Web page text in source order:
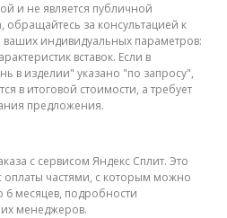
и не является публичной
обращайтесь за консультацией к
индивидуальных параметров:
вставок. Если в
в изделии" указано "по запросу",
в итоговой стоимости, а требует
предложения.
с сервисом Яндекс Сплит. Это
оплаты частями, с которым можно
6 месяцев, подробности
менеджеров.